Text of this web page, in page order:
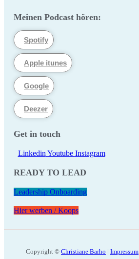
Meinen Podcast hören:
Spotify
Apple itunes
Google
Deezer
Get in touch
Linkedin Youtube Instagram
READY TO LEAD
Leadership Onboarding
Hier werben / Koops
Copyright © Christiane Barho | Impressum